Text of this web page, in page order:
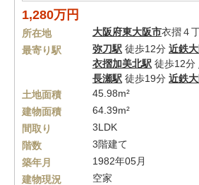
1,280万円
所在地 大阪府東大阪市衣摺４
最寄り駅
弥刀駅 徒歩12分 近鉄
衣摺加美北駅 徒歩12分
長瀬駅 徒歩19分 近鉄
土地面積
45.98m²
建物面積
64.39m²
間取り
3LDK
階数
3階建て
築年月
1982年05月
建物現況
空家